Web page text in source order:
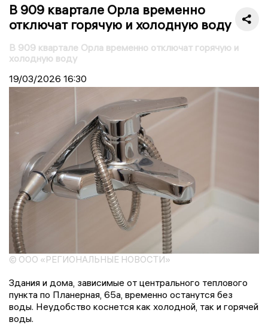
В 909 квартале Орла временно
отключат горячую и холодную воду
В 909 квартале Орла временно отключат горячую и
холодную воду
19/03/2026 16:30
© ООО «РЕГИОНАЛЬНЫЕ НОВОСТИ»
Здания и дома, зависимые от центрального теплового
пункта по Планерная, 65а, временно останутся без
воды. Неудобство коснется как холодной, так и горячей
воды.